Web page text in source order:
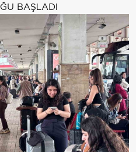
BAŞLADI